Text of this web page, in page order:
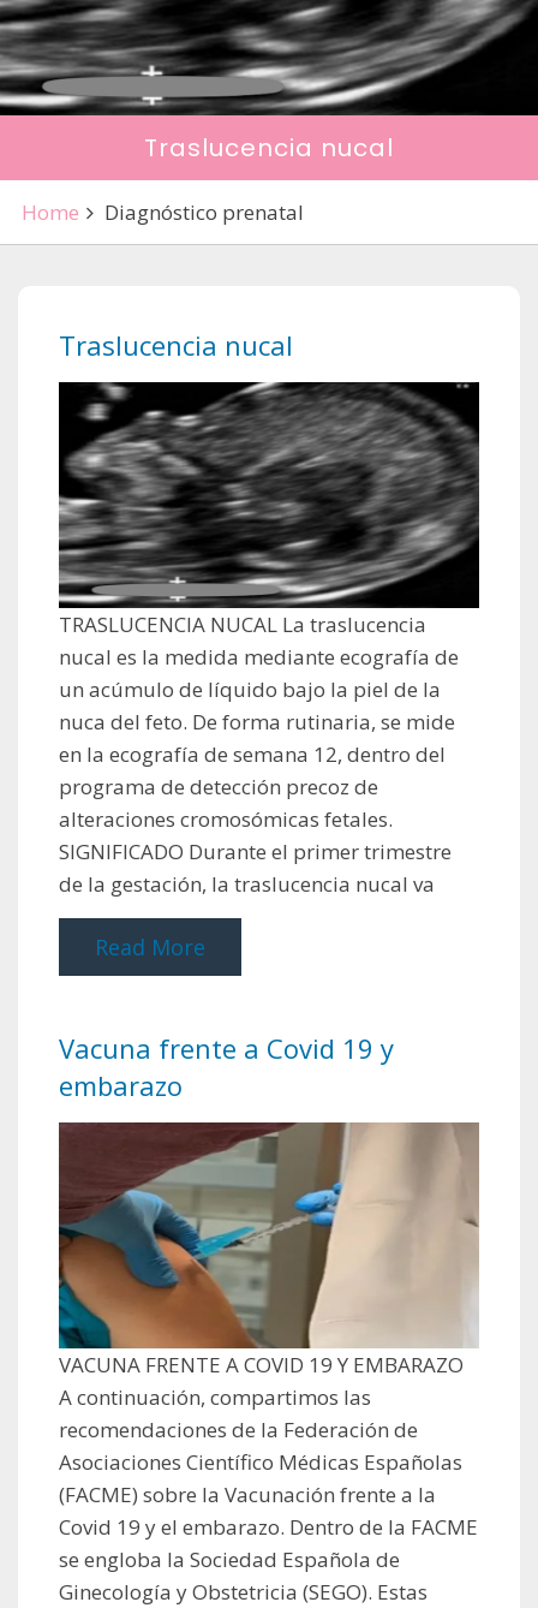
Traslucencia nucal
Home Diagnóstico prenatal
Traslucencia nucal
TRASLUCENCIA NUCAL La traslucencia
nucal es la medida mediante ecografía de
un acúmulo de líquido bajo la piel de la
nuca del feto. De forma rutinaria, se mide
en la ecografía de semana 12, dentro del
programa de detección precoz de
alteraciones cromosómicas fetales.
SIGNIFICADO Durante el primer trimestre
de la gestación, la traslucencia nucal va
Read More
Vacuna frente a Covid 19 y
embarazo
VACUNA FRENTE A COVID 19 Y EMBARAZO
A continuación, compartimos las
recomendaciones de la Federación de
Asociaciones Científico Médicas Españolas
(FACME) sobre la Vacunación frente a la
Covid 19 y el embarazo. Dentro de la FACME
se engloba la Sociedad Española de
Ginecología y Obstetricia (SEGO). Estas